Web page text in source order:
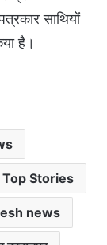
साथियों
है।
Stories
news